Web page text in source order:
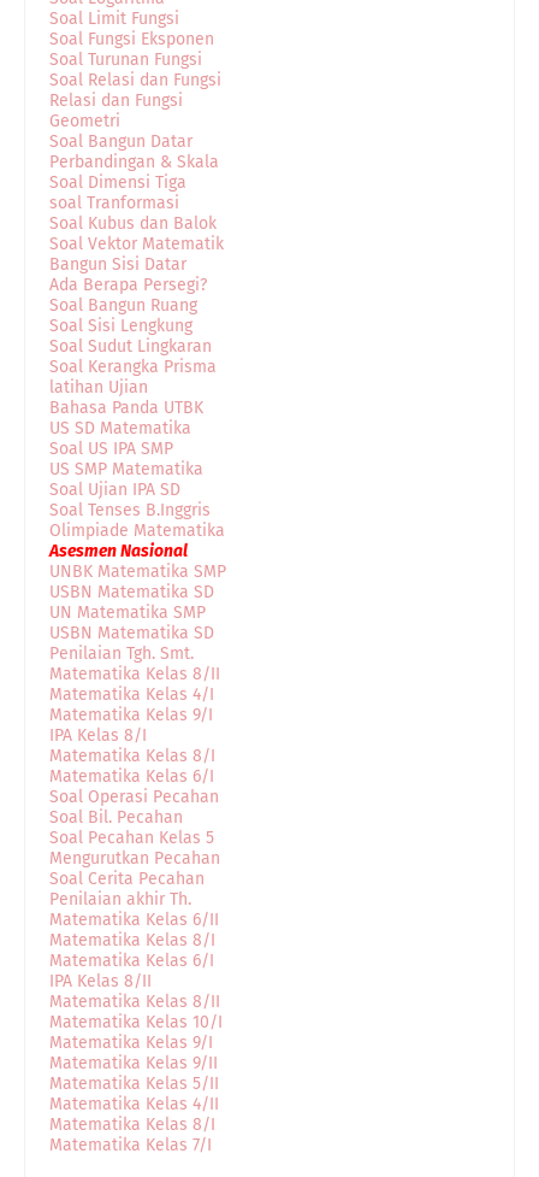
Soal Limit Fungsi
Soal Fungsi Eksponen
Soal Turunan Fungsi
Soal Relasi dan Fungsi
Relasi dan Fungsi
Geometri
Soal Bangun Datar
Perbandingan & Skala
Soal Dimensi Tiga
soal Tranformasi
Soal Kubus dan Balok
Soal Vektor Matematik
Bangun Sisi Datar
Ada Berapa Persegi?
Soal Bangun Ruang
Soal Sisi Lengkung
Soal Sudut Lingkaran
Soal Kerangka Prisma
latihan Ujian
Bahasa Panda UTBK
US SD Matematika
Soal US IPA SMP
US SMP Matematika
Soal Ujian IPA SD
Soal Tenses B.Inggris
Olimpiade Matematika
Asesmen Nasional
UNBK Matematika SMP
USBN Matematika SD
UN Matematika SMP
USBN Matematika SD
Penilaian Tgh. Smt.
Matematika Kelas 8/II
Matematika Kelas 4/I
Matematika Kelas 9/I
IPA Kelas 8/I
Matematika Kelas 8/I
Matematika Kelas 6/I
Soal Operasi Pecahan
Soal Bil. Pecahan
Soal Pecahan Kelas 5
Mengurutkan Pecahan
Soal Cerita Pecahan
Penilaian akhir Th.
Matematika Kelas 6/II
Matematika Kelas 8/I
Matematika Kelas 6/I
IPA Kelas 8/II
Matematika Kelas 8/II
Matematika Kelas 10/I
Matematika Kelas 9/I
Matematika Kelas 9/II
Matematika Kelas 5/II
Matematika Kelas 4/II
Matematika Kelas 8/I
Matematika Kelas 7/I